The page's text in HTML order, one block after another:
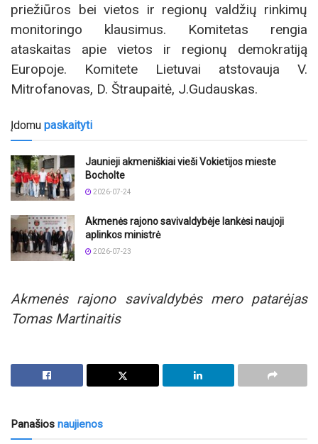
priežiūros bei vietos ir regionų valdžių rinkimų
monitoringo klausimus. Komitetas rengia
ataskaitas apie vietos ir regionų demokratiją
Europoje. Komitete Lietuvai atstovauja V.
Mitrofanovas, D. Štraupaitė, J.Gudauskas.
Įdomu paskaityti
Jaunieji akmeniškiai vieši Vokietijos mieste
Bocholte
2026-07-24
Akmenės rajono savivaldybėje lankėsi naujoji
aplinkos ministrė
2026-07-23
Akmenės rajono savivaldybės mero patarėjas
Tomas Martinaitis
Panašios naujienos